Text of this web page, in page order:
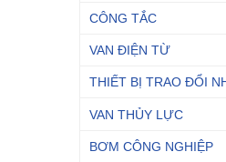
CÔNG TẮC
VAN ĐIỆN TỪ
THIẾT BỊ TRAO ĐỔI
VAN THỦY LỰC
BƠM CÔNG NGHIỆP